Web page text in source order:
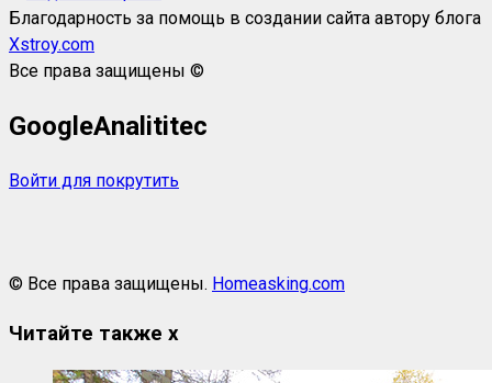
Благодарность за помощь в создании сайта автору блога
Xstroy.com
Все права защищены ©
GoogleAnalititec
Войти для покрутить
© Все права защищены. Homeasking.com
Читайте также x